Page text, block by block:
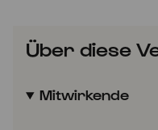
Über diese
Mitwirkende